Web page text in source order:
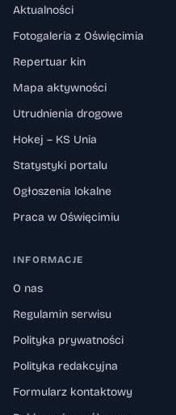
Aktualności
Fotogaleria z Oświęcimia
Repertuar kin
Mapa aktywności
Utrudnienia drogowe
Hokej – KS Unia
Statystyki portalu
Ogłoszenia lokalne
Praca w Oświęcimiu
INFORMACJE
O nas
Regulamin serwisu
Polityka prywatności
Polityka redakcyjna
Formularz kontaktowy